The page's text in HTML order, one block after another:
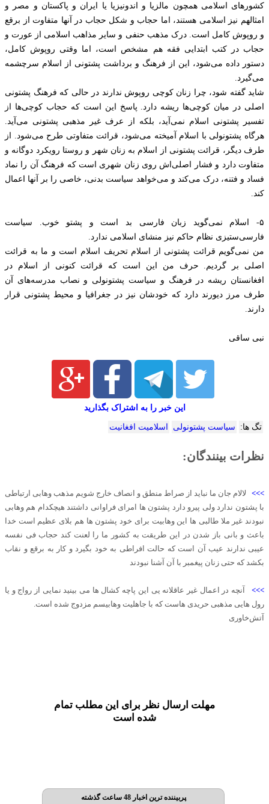
کشورهای اسلامی همچون مالزیا و اندونیزیا یا ایران و پاکستان و مصر و
امثالهم نیز اسلامی هستند، اما حجاب و شکل حجاب در آنها متفاوت از برقع
و روپوش کامل است. درک مذهب حنفی و سایر مذاهب اسلامی از عورت و
حجاب در کتب ابتدایی فقه هم مشخص است، اما وقتی روپوش کامل،
دستور داده می‌شود، این از فرهنگ و برداشت پشتونی از اسلام سرچشمه
می‌گیرد.
شاید گفته شود، چرا زنان کوچی روپوش ندارند در حالی که فرهنگ پشتونی
اصلی در میان کوچی‌ها ریشه دارد. پاسخ این است که حجاب کوچی‌ها از
تفسیر پشتونی اسلام نمی‌آید، بلکه از عرف غیر مذهبی پشتونی می‌آید.
هرگاه پشتونولی با اسلام آمیخته می‌شود، قرائت متفاوتی طرح می‌شود. از
طرف دیگر، قرائت پشتونی از اسلام به زنان شهر و روستا رویکرد دوگانه و
متفاوت دارد و فشار اصلی‌اش روی زنان شهری است که فرهنگ آن را نماد
فساد و فتنه، درک می‌کند و می‌خواهد سیاست بدنی، خاصی را بر آنها اعمال
کند.
۵- اسلام‌ نمی‌گوید زبان فارسی بد است و پشتو خوب. سیاست
فارسی‌ستیزی نظام حاکم‌ نیز منشای اسلامی ندارد.
من نمی‌گویم قرائت پشتونی از اسلام تحریف اسلام است و ما به قرائت
اصلی بر گردیم. حرف من این است که قرائت کنونی از اسلام در
افغانستان ریشه در فرهنگ و سیاست پشتونولی و نصاب مدرسه‌های آن
طرف مرز دیورند دارد که خودشان نیز در جغرافیا و محیط پشتونی قرار
دارند.
نبی ساقی
این خبر را به اشتراک بگذارید
تگ ها: سیاست پشتونولی اسلامیت افغانیت
نظرات بینندگان:
>>> لالام جان ما نباید از صراط منطق و انصاف خارج شویم مذهب وهابی ارتباطی
با پشتون ندارد ولی پیرو دارد پشتون ها امرای فراوانی داشتند هیچکدام هم وهابی
نبودند غیر ملا طالبی ها این وهابیت برای خود پشتون ها هم بلای عظیم است خدا
باعث و بانی باز شدن در این طریقت به کشور ما را لعنت کند حجاب فی نفسه
عیبی ندارند عیب آن است که حالت افراطی به خود بگیرد و کار به برقع و نقاب
بکشد که حتی زنان پیغمبر با آن آشنا نبودند
>>> آنچه در اعمال غیر عاقلانه یی این پاچه کشال ها می بینید نمایی از رواج و یا
رول هایی مذهبی حریدی هاست که با جاهلیت وهابیسم مزدوج شده است.
آتش‌خاوری
مهلت ارسال نظر برای این مطلب تمام
شده است
پربیننده ترین اخبار 48 ساعت گذشته